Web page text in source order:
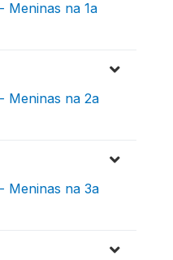
Meninas na 1a
Meninas na 2a
Meninas na 3a